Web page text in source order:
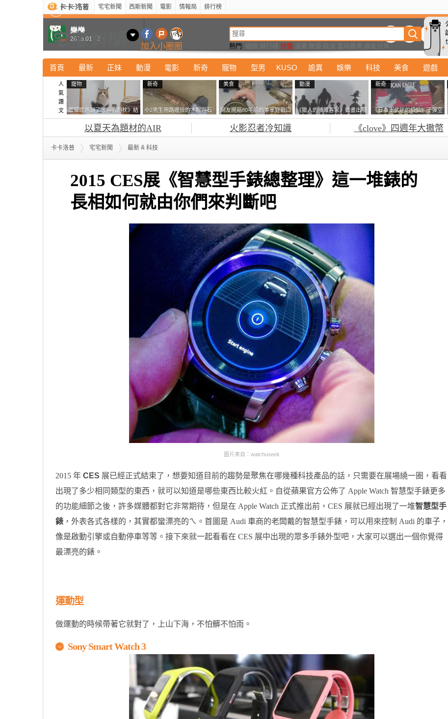
宅宅新聞 西斯新聞 電影 情報局 排行榜
加入小圈圈 熱門: 扭蛋
首頁 最新 正妹 動漫 電影 新奇 寵物 型男 KUSO 詭異 娛樂 科技 美食 遊戲
人
氣
讚
文
寵物
當貓咪遇到了《海豹抱枕》結
果玩了10天後，海豹一整個走
鐘笑翻網友
新奇
小2男生用路邊撿的木棍與石
頭做成了《石斧》馬麻打開書
包嚇一跳怎麼會有這種東
西！？
美食
網友開箱80年前的美軍野戰口
糧 罐頭本身保存良好，但裡
面的味道...
動漫
《獵人的揍敵客家》動畫出現
的這個剪影是誰？你是不是忘
新奇
《日本軍武迷的煩惱》子彈空
盒在日本超級貴 美國網友直
接一大箱寄給他了
以夏天為題材的AIR 火影忍者冷知識 《clove》四週年大撒幣
卡卡洛普 宅宅新聞 最新 & 科技
2015 CES展《智慧型手錶總整理》這一堆錶的
長相如何就由你們來判斷吧
最新 新奇 正妹 寵物 型男 Kuso 科技 動漫
樂樂
2015.01.13
圖片來自：watchuseek
2015 年 CES 展已經正式結束了，想要知道目前的趨勢是聚焦在哪幾種科技產品的話，只需要在展場繞一圈，看看
出現了多少相同類型的東西，就可以知道是哪些東西比較火紅。自從蘋果官方公佈了 Apple Watch 智慧型手錶更多
的功能細節之後，許多媒體都對它非常期待，但是在 Apple Watch 正式推出前，CES 展就已經出現了一堆智慧型手
錶 ，外表各式各樣的，其實都蠻漂亮的ㄟ。首圖是 Audi 車商的老闆戴的智慧型手錶，可以用來控制 Audi 的車子，
像是啟動引擎或自動停車等等。接下來就一起看看在 CES 展中出現的眾多手錶外型吧，大家可以選出一個你覺得
最漂亮的錶。
運動型
做運動的時候帶著它就對了，上山下海，不怕髒不怕雨。
Sony Smart Watch 3